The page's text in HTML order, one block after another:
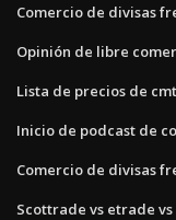
Comercio de divisas
Opinión de libre
Lista de precios de cmt
Inicio de podcast de
Comercio de divisas
Scottrade vs etrade